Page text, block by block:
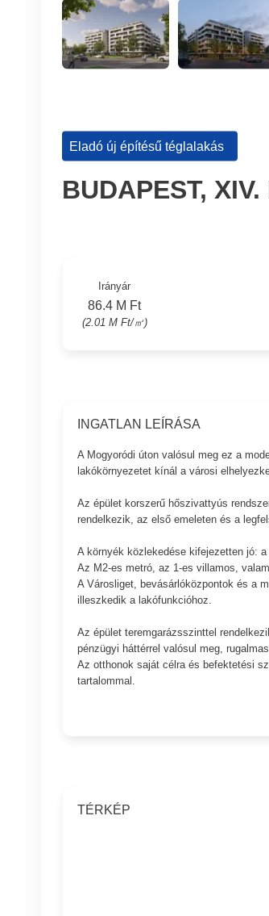
Eladó új építésű téglalakás
BUDAPEST,
Irányár
86.4 M Ft
(2.01 M Ft/㎡)
INGATLAN LEÍRÁSA
A Mogyoródi úton valósul meg ez a
lakókörnyezetet kínál a városi
Az épület korszerű hőszivattyús
rendelkezik, az első emeleten és a
A környék közlekedése kifejezetten jó:
Az M2-es metró, az 1-es villamos,
A Városliget, bevásárlóközpontok és a
illeszkedik a lakófunkcióhoz.
Az épület teremgarázsszinttel
pénzügyi háttérrel valósul meg,
Az otthonok saját célra és befektetési
tartalommal.
TÉRKÉP